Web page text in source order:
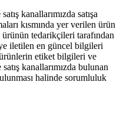
kanallarımızda satışa
kısmında yer verilen ürün
tedarikçileri tarafından
iletilen en güncel bilgileri
etiket bilgileri ve
kanallarımızda bulunan
halinde sorumluluk